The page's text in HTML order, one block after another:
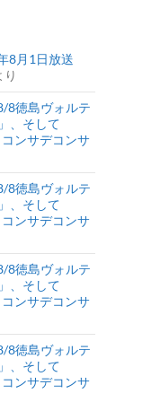
8月1日放送
り
8徳島ヴォルテ
、そして
コンサデコンサ
8徳島ヴォルテ
、そして
コンサデコンサ
8徳島ヴォルテ
、そして
コンサデコンサ
8徳島ヴォルテ
、そして
コンサデコンサ